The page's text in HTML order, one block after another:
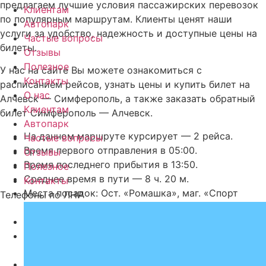
предлагаем лучшие условия пассажирских перевозок
по популярным маршрутам. Клиенты ценят наши
услуги за удобство, надежность и доступные цены на
билеты.
У нас на сайте Вы можете ознакомиться с
расписанием рейсов, узнать цены и купить билет на
Алчевск — Симферополь, а также заказать обратный
билет Симферополь — Алчевск.
На данном маршруте курсирует — 2 рейса.
Время первого отправления в 05:00.
Время последнего прибытия в 13:50.
Среднее время в пути — 8 ч. 20 м.
Места посадок: Ост. «Ромашка», маг. «Спорт
Клиентам
Автопарк
Частые вопросы
Отзывы
Полезное
Контакты
О нас
Клиентам
Автопарк
Частые вопросы
Отзывы
Полезное
Контакты
Телефоны по ЛНР